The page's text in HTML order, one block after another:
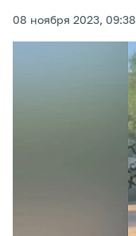
08 ноября 2023, 09:38